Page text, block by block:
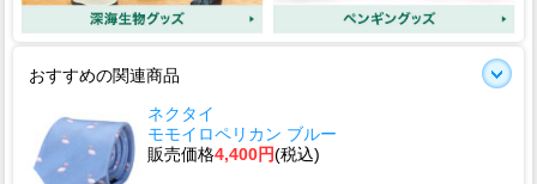
おすすめの関連商品
ネクタイ
モモイロペリカン ブルー
販売価格4,400円(税込)